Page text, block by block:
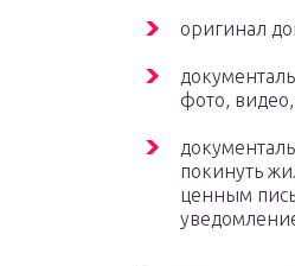
оригинал
фото,
покинуть
ценным